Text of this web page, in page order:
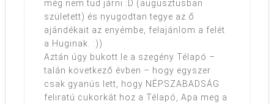
még nem tud járni :D (augusztusban
született) és nyugodtan tegye az ő
ajándékait az enyémbe, felajánlom a felét
a Huginak. :))
Aztán úgy bukott le a szegény Télapó –
talán következő évben – hogy egyszer
csak gyanús lett, hogy NÉPSZABADSÁG
feliratú cukorkát hoz a Télapó, Apa meg a